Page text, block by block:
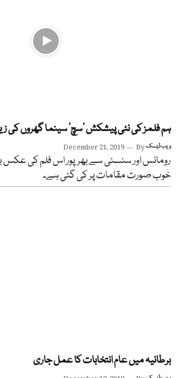
ہم فلمز کی نئی پیشکش ’سچ‘ سینما گھروں کی
December 21, 2019 Byویب ڈیسک
رومانس اور سنسنی سے بھرپور اس فلم کی عکس
خوب صورت مقامات پر کی گئی ہے۔
برطانیہ میں عام انتخابات کا عمل جاری